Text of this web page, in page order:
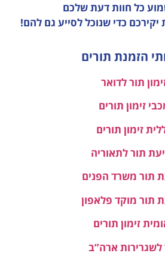
כל חוות דעתשלכם
כדי שנוכל לסייע גם להם!
הזמנת תורים
תור לדואר
זימון תורים
זימון תורים
תור לתאוריה
תור משרד הפנים
תור מוקד פלאפון
זימון תורים
לשגרירות ארה”ב